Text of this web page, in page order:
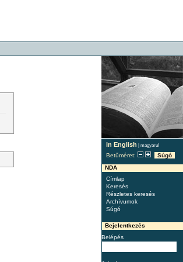
in English | magyarul
Betűméret:
Súgó
NDA
Címlap
Keresés
Részletes keresés
Archívumok
Súgó
Bejelentkezés
Belépés